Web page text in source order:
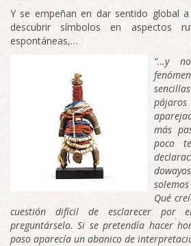
Y se empeñan en dar sentido global
descubrir símbolos en aspectos
espontáneas,…
“…y
más
poco
Qué
cuestión difícil de esclarecer por
preguntárselo. Si sepretendía hacer
paso aparecía un abanico de